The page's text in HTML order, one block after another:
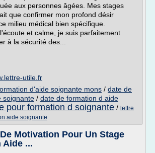
aux personnes âgées. Mes stages
que confirmer mon profond désir
milieu médical bien spécifique.
et calme, je suis parfaitement
à la sécurité des...
utile.fr
d'aide soignante mons / date de
soignante / date de formation d aide
pour formation d soignante / lettre
aide soignante
Motivation Pour Un Stage
Aide ...